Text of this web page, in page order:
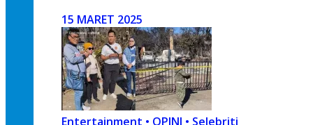
15 MARET 2025
Entertainment • OPINI • Selebriti